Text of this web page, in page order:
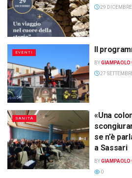
29
EVENTI Il
BYGIAMPAOLO
27
SANITÀ
«Una
se n’è
a Sassari
BYGIAMPAOLO
0